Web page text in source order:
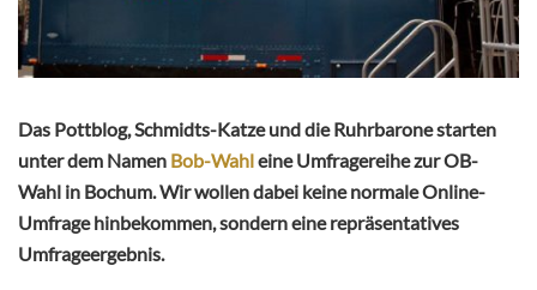
Das Pottblog, Schmidts-Katze und die Ruhrbarone starten
unter dem Namen Bob-Wahleine Umfragereihe zur OB-
Wahl in Bochum. Wir wollen dabei keine normale Online-
Umfrage hinbekommen, sondern eine repräsentatives
Umfrageergebnis.